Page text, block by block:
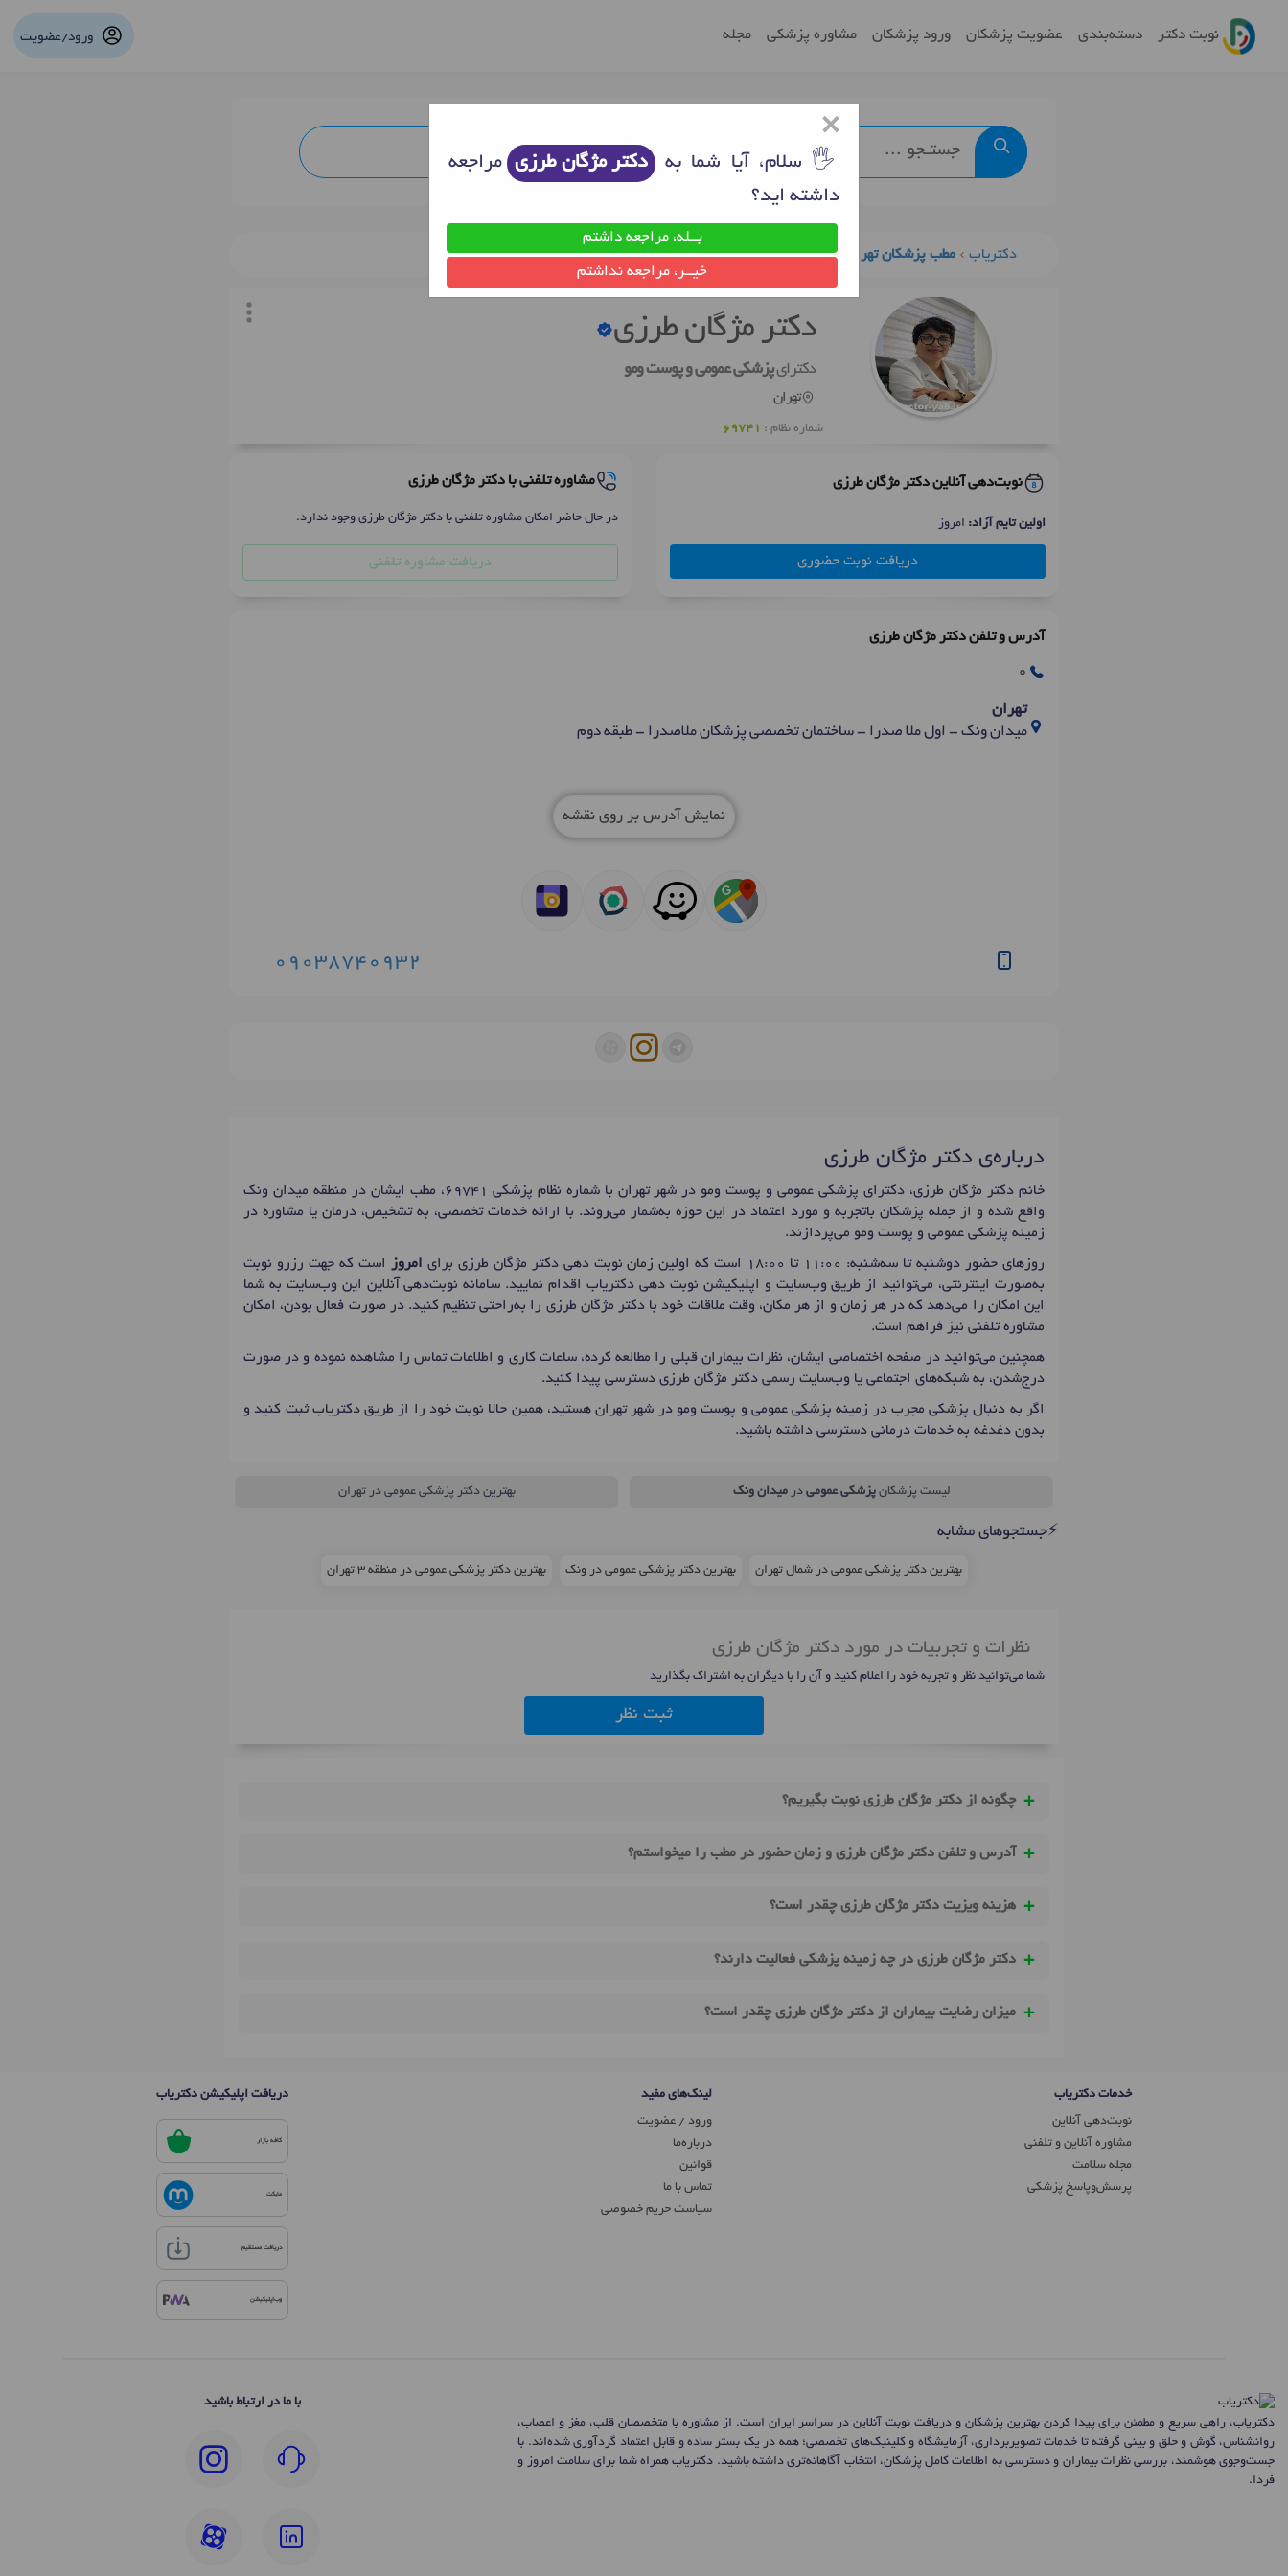
نوبت دکتر دسته‌بندی عضویت پزشکان ورود پزشکان مشاوره پزشکی مجله ورود/عضویت
دکتریاب مطب پزشکان تهران دکتر پزشکی عمومی تهران دکتر مژگان طرزی
دکتر مژگان طرزی
دکترایپزشکی عمومی و پوست و‌مو
تهران
شماره نظام : 69741
نوبت‌دهی آنلاین دکتر مژگان طرزی
اولین تایم آزاد: امروز
دریافت نوبت حضوری
مشاوره تلفنی با دکتر مژگان طرزی
در حال حاضر امکان مشاوره تلفنی با دکتر مژگان طرزی وجود ندارد.
دریافت مشاوره تلفنی
آدرس و تلفن دکتر مژگان طرزی
0
تهران
میدان ونک - اول ملا صدرا - ساختمان تخصصی پزشکان ملاصدرا - طبقه دوم
نمایش آدرس بر روی نقشه
09038740932
درباره‌ی دکتر مژگان طرزی
خانم دکتر مژگان طرزی، دکترای پزشکی عمومی و پوست و‌مو در شهر تهران با شماره نظام پزشکی 69741، مطب ایشان در منطقه میدان ونک
واقع شده و از جمله پزشکان باتجربه و مورد اعتماد در این حوزه به‌شمار می‌روند. با ارائه خدمات تخصصی، به تشخیص، درمان یا مشاوره در
زمینه پزشکی عمومی و پوست و‌مو می‌پردازند.
روزهای حضور دوشنبه تا سه‌شنبه: 11:00 تا 18:00 است که اولین زمان نوبت دهی دکتر مژگان طرزی برای
امروز
است که جهت رزرو نوبت
به‌صورت اینترنتی، می‌توانید از طریق وب‌سایت و اپلیکیشن نوبت دهی دکتریاب اقدام نمایید. سامانه نوبت‌دهی آنلاین این وب‌سایت به شما
این امکان را می‌دهد که در هر زمان و از هر مکان، وقت ملاقات خود با دکتر مژگان طرزی را به‌راحتی تنظیم کنید. در صورت فعال بودن، امکان
مشاوره تلفنی نیز فراهم است.
همچنین می‌توانید در صفحه اختصاصی ایشان، نظرات بیماران قبلی را مطالعه کرده، ساعات کاری و اطلاعات تماس را مشاهده نموده و در صورت
درج‌شدن، به شبکه‌های اجتماعی یا وب‌سایت رسمی دکتر مژگان طرزی دسترسی پیدا کنید.
اگر به دنبال پزشکی مجرب در زمینه پزشکی عمومی و پوست و‌مو در شهر تهران هستید، همین حالا نوبت خود را از طریق دکتریاب ثبت کنید و
بدون دغدغه به خدمات درمانی دسترسی داشته باشید.
لیست پزشکانپزشکی عمومی درمیدان ونک بهترین دکتر پزشکی عمومی در تهران
⚡جستجوهای مشابه
بهترین دکتر پزشکی عمومی در شمال تهران بهترین دکتر پزشکی عمومی در ونک بهترین دکتر پزشکی عمومی در منطقه 3 تهران
نظرات و تجربیات در مورد دکتر مژگان طرزی
شما می‌توانید نظر و تجربه خود را اعلام کنید و آن را با دیگران به اشتراک بگذارید
ثبت نظر
چگونه از دکتر مژگان طرزی نوبت بگیریم؟
آدرس و تلفن دکتر مژگان طرزی و زمان حضور در مطب را میخواستم؟
هزینه ویزیت دکتر مژگان طرزی چقدر است؟
دکتر مژگان طرزی در چه زمینه پزشکی فعالیت دارند؟
میزان رضایت بیماران از دکتر مژگان طرزی چقدر است؟
×
🖐 سلام، آیا شما به دکتر مژگان طرزی مراجعه
داشته اید؟
بــله، مراجعه داشتم
خیــر، مراجعه نداشتم
خدمات دکتریاب
نوبت‌دهی آنلاین
مشاوره آنلاین و تلفنی
مجله سلامت
پرسش‌و‌پاسخ پزشکی
لینک‌های مفید
ورود / عضویت
درباره‌ما
قوانین
تماس ‌با ما
سیاست حریم خصوصی
دریافت اپلیکیشن دکتریاب
کافه بازار
مایکت
دریافت مستقیم
وب‌اپلیکیشن
دکتریاب، راهی سریع و مطمئن برای پیدا کردن بهترین پزشکان و دریافت نوبت آنلاین در سراسر ایران است. از مشاوره با متخصصان قلب، مغز و اعصاب،
روانشناس، گوش و حلق و بینی گرفته تا خدمات تصویربرداری، آزمایشگاه و کلینیک‌های تخصصی؛ همه در یک بستر ساده و قابل اعتماد گردآوری شده‌اند. با
جست‌وجوی هوشمند، بررسی نظرات بیماران و دسترسی به اطلاعات کامل پزشکان، انتخاب آگاهانه‌تری داشته باشید. دکتریاب همراه شما برای سلامت امروز و
فردا.
با ما در ارتباط باشید